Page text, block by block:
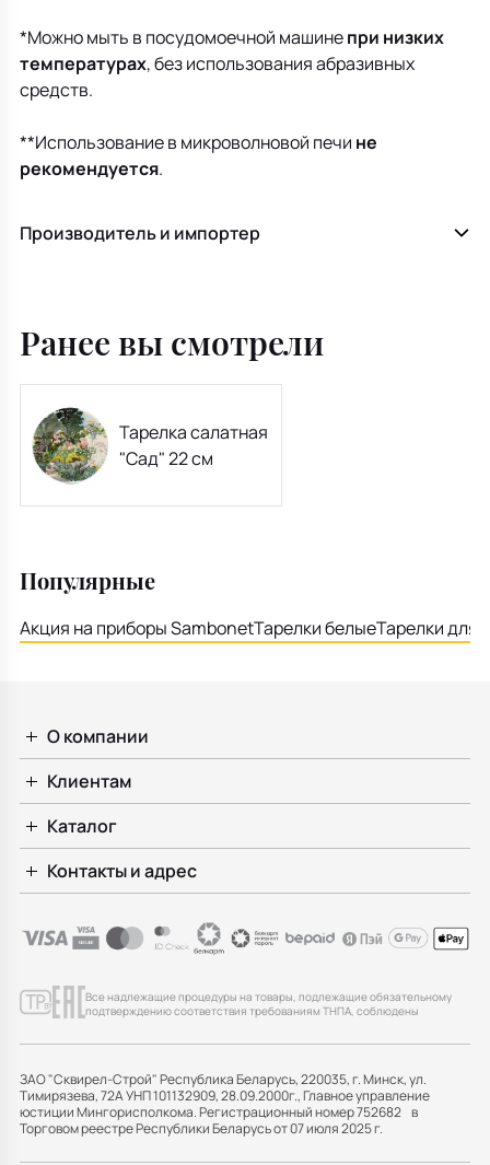
*Можно мыть в посудомоечной машинепри низких
температурах, без использования абразивных
средств.
**Использование в микроволновой печи не
рекомендуется.
Производитель и импортер
Ранее вы смотрели
Тарелка салатная
"Сад" 22 см
Популярные
Акция на приборы SambonetТарелки белыеТарелки для
О компании
Клиентам
Каталог
Контакты и адрес
Все надлежащие процедуры на товары, подлежащие обязательному
подтверждению соответствия требованиям ТНПА, соблюдены
ЗАО "Сквирел-Строй" Республика Беларусь, 220035, г. Минск, ул.
Тимирязева, 72А УНП 101132909, 28.09.2000г., Главное управление
юстиции Мингорисполкома. Регистрационный номер 752682 в
Торговом реестре Республики Беларусь от 07 июля 2025 г.